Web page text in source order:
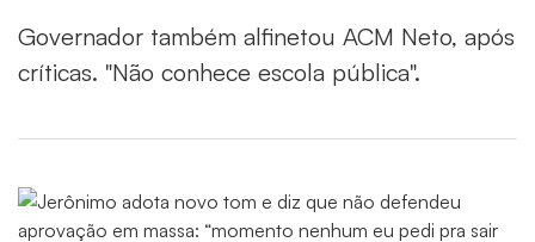
Governador também alfinetou ACM Neto, após
críticas. "Não conhece escola pública".